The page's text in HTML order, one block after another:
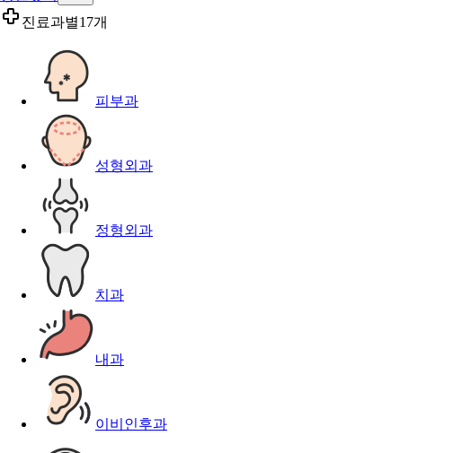
진료과별17개
피부과
성형외과
정형외과
치과
내과
이비인후과